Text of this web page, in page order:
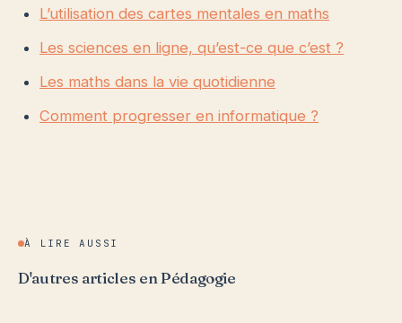
L’utilisation des cartes mentales en maths
Les sciences en ligne, qu’est-ce que c’est ?
Les maths dans la vie quotidienne
Comment progresser en informatique ?
À LIRE AUSSI
D'autres articles en Pédagogie